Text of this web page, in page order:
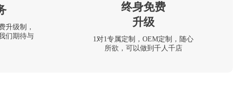
升级制，
们期待与
终身免费
升级
1对1专属定制，OEM定制，随心
所欲，可以做到千人千店